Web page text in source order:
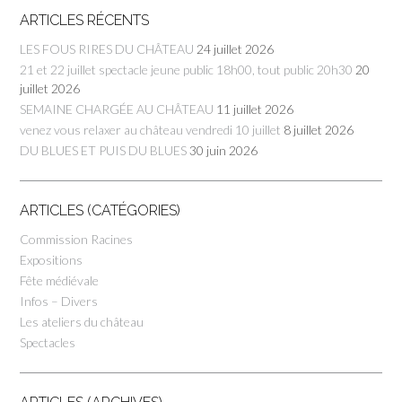
ARTICLES RÉCENTS
LES FOUS RIRES DU CHÂTEAU 24 juillet 2026
21 et 22 juillet spectacle jeune public 18h00, tout public 20h30 20
juillet 2026
SEMAINE CHARGÉE AU CHÂTEAU 11 juillet 2026
venez vous relaxer au château vendredi 10 juillet 8 juillet 2026
DU BLUES ET PUIS DU BLUES30 juin 2026
ARTICLES (CATÉGORIES)
Commission Racines
Expositions
Fête médiévale
Infos – Divers
Les ateliers du château
Spectacles